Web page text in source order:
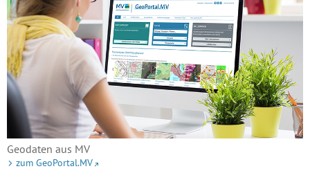
Geodaten aus MV
zum GeoPortal.MV